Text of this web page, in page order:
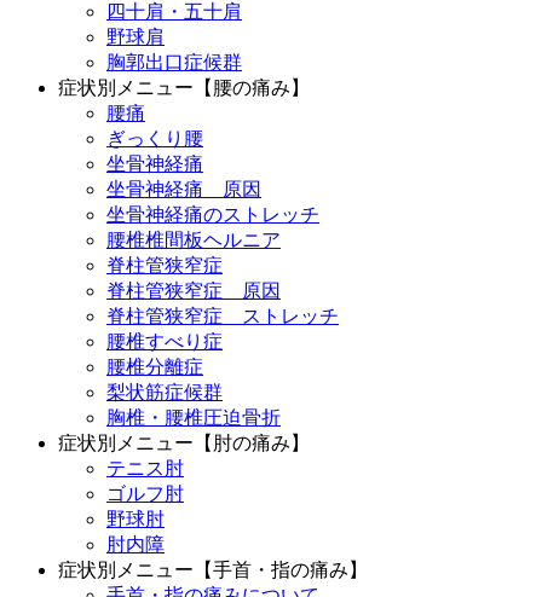
四十肩・五十肩
野球肩
胸郭出口症候群
症状別メニュー【腰の痛み】
腰痛
ぎっくり腰
坐骨神経痛
坐骨神経痛 原因
坐骨神経痛のストレッチ
腰椎椎間板ヘルニア
脊柱管狭窄症
脊柱管狭窄症 原因
脊柱管狭窄症 ストレッチ
腰椎すべり症
腰椎分離症
梨状筋症候群
胸椎・腰椎圧迫骨折
症状別メニュー【肘の痛み】
テニス肘
ゴルフ肘
野球肘
肘内障
症状別メニュー【手首・指の痛み】